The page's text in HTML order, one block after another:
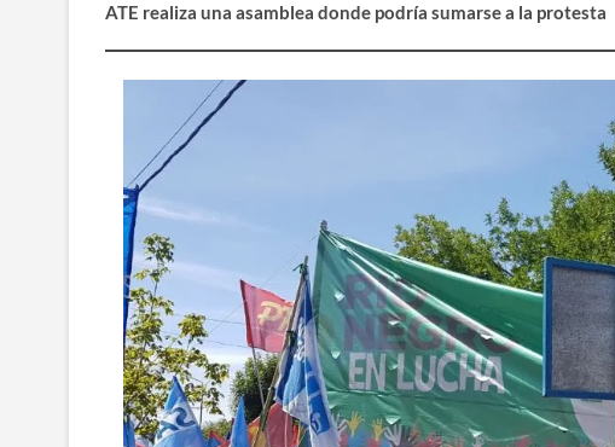
ATE realiza una asamblea donde podría sumarse a la protesta